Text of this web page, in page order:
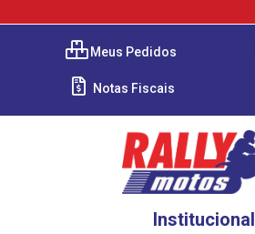
Meus Pedidos
Notas Fiscais
Institucional